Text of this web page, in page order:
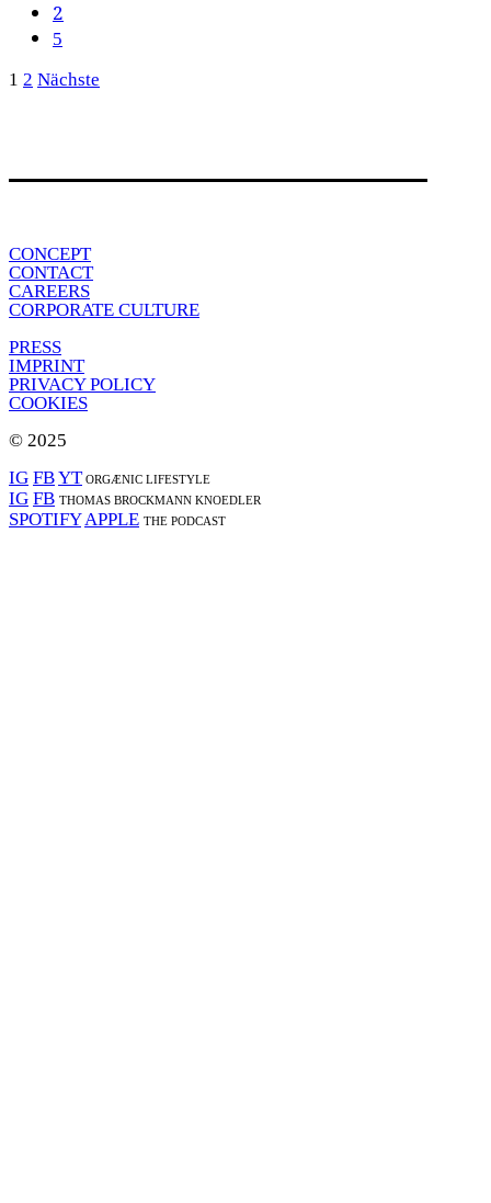
2
Seitennummerierung
1 2 Nächste
CONCEPT
CONTACT
CAREERS
CORPORATE CULTURE
PRESS
IMPRINT
PRIVACY POLICY
COOKIES
© 2025
IG FBYT ORGÆNIC LIFESTYLE
IG FB THOMAS BROCKMANN KNOEDLER
SPOTIFYAPPLE THE PODCAST